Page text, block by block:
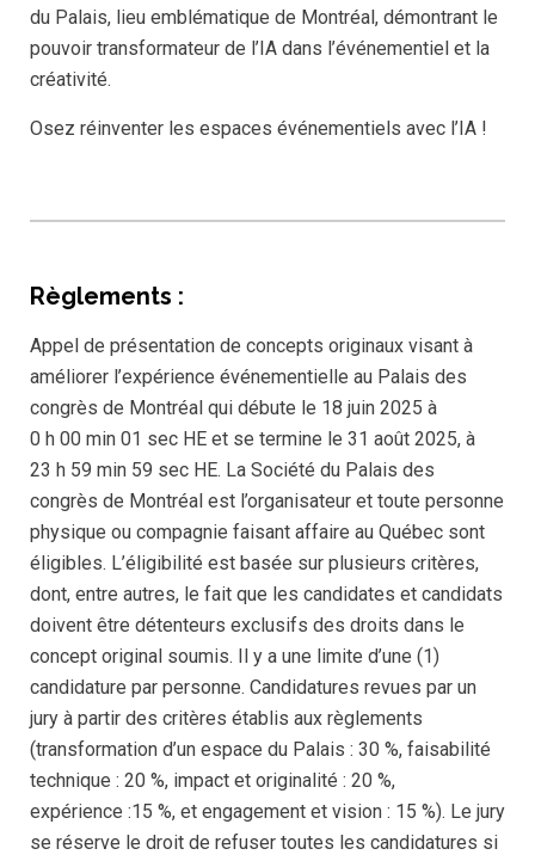
du Palais, lieu emblématique de Montréal, démontrant le
pouvoir transformateur de l’IA dans l’événementiel et la
créativité.
Osez réinventer les espaces événementiels avec l’IA !
Règlements :
Appel de présentation de concepts originaux visant à
améliorer l’expérience événementielle au Palais des
congrès de Montréal qui débute le 18 juin 2025 à
0 h 00 min 01 sec HE et se termine le 31 août 2025, à
23 h 59 min 59 sec HE. La Société du Palais des
congrès de Montréal est l’organisateur et toute personne
physique ou compagnie faisant affaire au Québec sont
éligibles. L’éligibilité est basée sur plusieurs critères,
dont, entre autres, le fait que les candidates et candidats
doivent être détenteurs exclusifs des droits dans le
concept original soumis. Il y a une limite d’une (1)
candidature par personne. Candidatures revues par un
jury à partir des critères établis aux règlements
(transformation d’un espace du Palais : 30 %, faisabilité
technique : 20 %, impact et originalité : 20 %,
expérience :15 %, et engagement et vision : 15 %). Le jury
se réserve le droit de refuser toutes les candidatures si